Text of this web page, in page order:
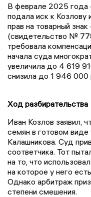
В феврале 2025 года
подала иск к Козлову
прав на товарный
(свидетельство №
требовала
начала суда
увеличила до 4 619
снизила до 1 946
Ход разбирательства
Иван Козлов заявил,
семян в готовом
Калашникова. Суд
соответчика. Тот
на то, что
на которое у него
Однако арбитраж
степени смешения.